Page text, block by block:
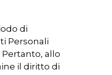
di
Personali
allo
il diritto di
NEWS
ANIMALE